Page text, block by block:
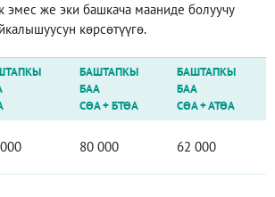
эмес же эки башкача мааниде болуучу
көрсөтүүгө.
БАШТАПКЫ
БАА
СӨА+БТӨА
БАШТАПКЫ
БАА
СӨА+АТӨА
80 000 62 000